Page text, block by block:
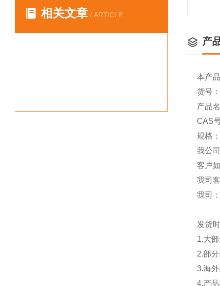
相关文章 / ARTICLE
产
本产
货号
产品
CAS
规格
我公
客户
我司
我司
发货
1.大
2.部
3.海
4.产